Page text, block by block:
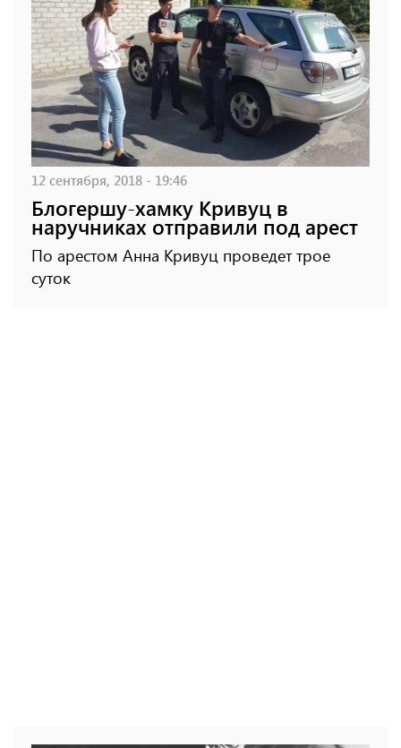
12 сентября, 2018 - 19:46
Блогершу-хамку Кривуц в
наручниках отправили под арест
По арестом Анна Кривуц проведет трое
суток